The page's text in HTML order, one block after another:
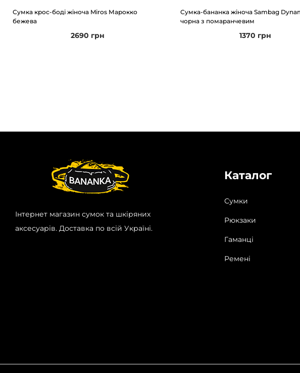
Сумка крос-боді жіноча Miros Марокко
бежева
2690 грн
Сумка-бананка жіноча Sambag
чорна з помаранчевим
1370 грн
Інтернет магазин сумок та шкіряних
аксесуарів. Доставка по всій Україні.
Каталог
Сумки
Рюкзаки
Гаманці
Ремені